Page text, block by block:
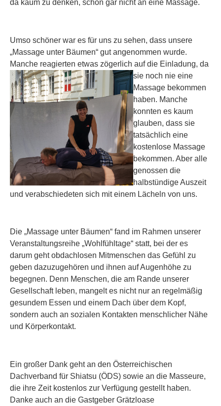
da kaum zu denken, schon gar nicht an eine Massage.
Umso schöner war es für uns zu sehen, dass unsere
„Massage unter Bäumen“ gut angenommen wurde.
Manche reagierten etwas zögerlich auf die Einladung, da
sie noch nie eine
Massage bekommen
haben. Manche
konnten es kaum
glauben, dass sie
tatsächlich eine
kostenlose Massage
bekommen. Aber alle
genossen die
halbstündige Auszeit
und verabschiedeten sich mit einem Lächeln von uns.
Die „Massage unter Bäumen“ fand im Rahmen unserer
Veranstaltungsreihe „Wohlfühltage“ statt, bei der es
darum geht obdachlosen Mitmenschen das Gefühl zu
geben dazuzugehören und ihnen auf Augenhöhe zu
begegnen. Denn Menschen, die am Rande unserer
Gesellschaft leben, mangelt es nicht nur an regelmäßig
gesundem Essen und einem Dach über dem Kopf,
sondern auch an sozialen Kontakten menschlicher Nähe
und Körperkontakt.
Ein großer Dank geht an den Österreichischen
Dachverband für Shiatsu (ÖDS) sowie an die Masseure,
die ihre Zeit kostenlos zur Verfügung gestellt haben.
Danke auch an die Gastgeber Grätzloase